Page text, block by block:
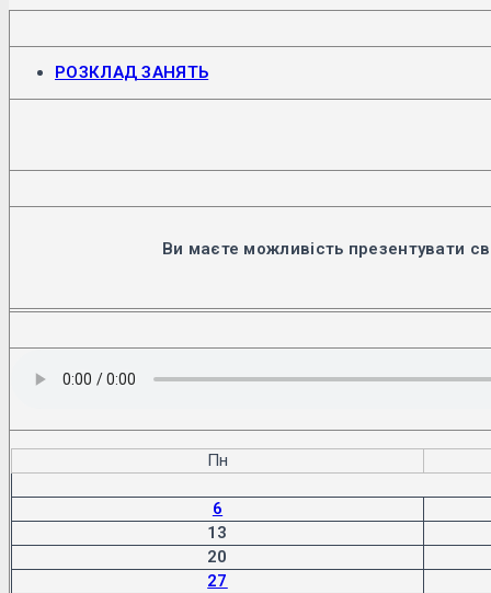
РОЗКЛАД ЗАНЯТЬВідкриється
новій
Ви маєте можливість презентувати
Пн
6
13
20
27